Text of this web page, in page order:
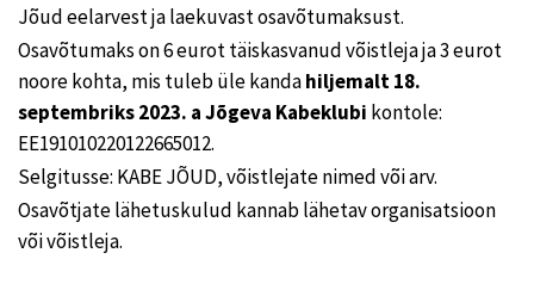
Jõud eelarvest ja laekuvast osavõtumaksust.
Osavõtumaks on 6 eurot täiskasvanud võistleja ja 3 eurot
noore kohta, mis tuleb üle kandahiljemalt 18.
septembriks 2023. a Jõgeva Kabeklubi kontole:
EE191010220122665012.
Selgitusse: KABE JÕUD, võistlejate nimed või arv.
Osavõtjate lähetuskulud kannab lähetav organisatsioon
või võistleja.